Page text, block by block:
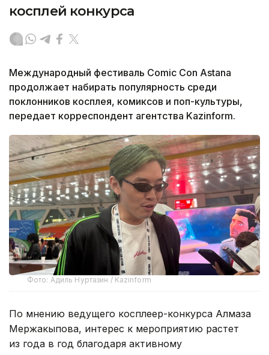
косплей конкурса
Международный фестиваль Comic Con Astana
продолжает набирать популярность среди
поклонников косплея, комиксов и поп-культуры,
передает корреспондент агентства Kazinform.
Фото: Адиль Нуртазин / Kazinform
По мнению ведущего косплеер-конкурса Алмаза
Мержакыпова, интерес к мероприятию растет
из года в год благодаря активному